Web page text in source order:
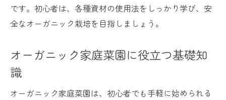
です。初心者は、各種資材の使用法をしっかり学び、安
全なオーガニック栽培を目指しましょう。
オーガニック家庭菜園に役立つ基礎知
識
オーガニック家庭菜園は、初心者でも手軽に始められる